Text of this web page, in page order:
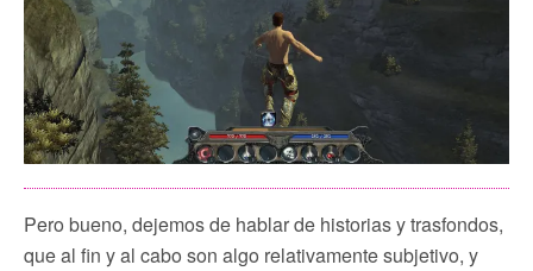
Pero bueno, dejemos de hablar de historias y trasfondos,
que al fin y al cabo son algo relativamente subjetivo, y